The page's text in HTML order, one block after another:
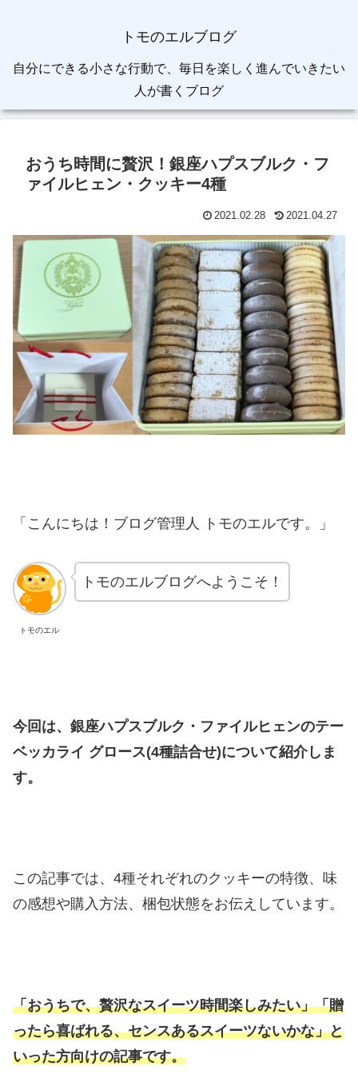
トモのエルブログ
自分にできる小さな行動で、毎日を楽しく進んでいきたい
人が書くブログ
おうち時間に贅沢！銀座ハプスブルク・フ
ァイルヒェン・クッキー4種
2021.02.28 2021.04.27
「こんにちは！ブログ管理人 トモのエルです。」
トモのエル
トモのエルブログへようこそ！
今回は、銀座ハプスブルク・ファイルヒェンのテー
ベッカライ グロース(4種詰合せ)について紹介しま
す。
この記事では、4種それぞれのクッキーの特徴、味
の感想や購入方法、梱包状態をお伝えしています。
「おうちで、贅沢なスイーツ時間楽しみたい」「贈
ったら喜ばれる、センスあるスイーツないかな」と
いった方向けの記事です。